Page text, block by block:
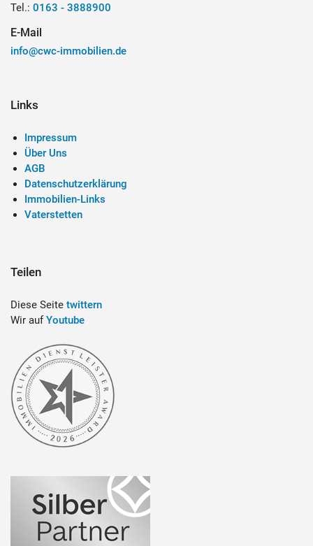
Tel.: 0163 - 3888900
E-Mail
info@cwc-immobilien.de
Links
Impressum
Über Uns
AGB
Datenschutzerklärung
Immobilien-Links
Vaterstetten
Teilen
Diese Seite twittern
Wir aufYoutube